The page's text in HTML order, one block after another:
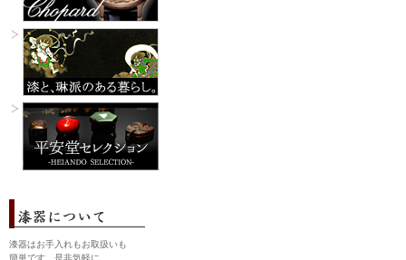
漆器はお手入れもお取扱いも
簡単です。是非気軽に、